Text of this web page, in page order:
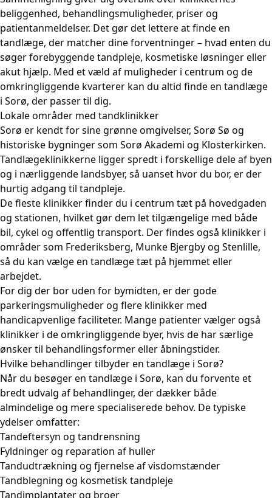
beliggenhed, behandlingsmuligheder, priser og
patientanmeldelser. Det gør det lettere at finde en
tandlæge, der matcher dine forventninger – hvad enten du
søger forebyggende tandpleje, kosmetiske løsninger eller
akut hjælp. Med et væld af muligheder i centrum og de
omkringliggende kvarterer kan du altid finde en tandlæge
i Sorø, der passer til dig.
Lokale områder med tandklinikker
Sorø er kendt for sine grønne omgivelser, Sorø Sø og
historiske bygninger som Sorø Akademi og Klosterkirken.
Tandlægeklinikkerne ligger spredt i forskellige dele af byen
og i nærliggende landsbyer, så uanset hvor du bor, er der
hurtig adgang til tandpleje.
De fleste klinikker finder du i centrum tæt på hovedgaden
og stationen, hvilket gør dem let tilgængelige med både
bil, cykel og offentlig transport. Der findes også klinikker i
områder som Frederiksberg, Munke Bjergby og Stenlille,
så du kan vælge en tandlæge tæt på hjemmet eller
arbejdet.
For dig der bor uden for bymidten, er der gode
parkeringsmuligheder og flere klinikker med
handicapvenlige faciliteter. Mange patienter vælger også
klinikker i de omkringliggende byer, hvis de har særlige
ønsker til behandlingsformer eller åbningstider.
Hvilke behandlinger tilbyder en tandlæge i Sorø?
Når du besøger en tandlæge i Sorø, kan du forvente et
bredt udvalg af behandlinger, der dækker både
almindelige og mere specialiserede behov. De typiske
ydelser omfatter:
Tandeftersyn og tandrensning
Fyldninger og reparation af huller
Tandudtrækning og fjernelse af visdomstænder
Tandblegning og kosmetisk tandpleje
Tandimplantater og broer